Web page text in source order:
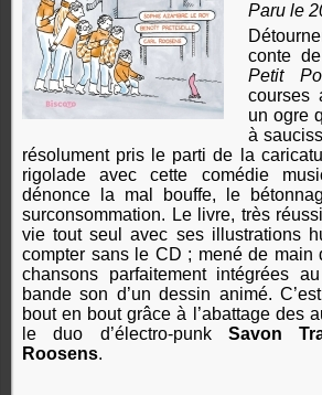
Paru le
conte de
Petit
courses
un ogre
à
résolument pris le parti de la
rigolade avec cette comédie
dénonce la mal bouffe, le
surconsommation. Le livre, très
vie tout seul avec ses illustrations
compter sans le CD ; mené de main
chansons parfaitement intégrées
bande son d’un dessin animé.
bout en bout grâce à l’abattage des
le duo d’électro-punk Savon
Roosens.